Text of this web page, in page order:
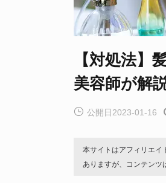
【対処法
美容師が解
公開日2023-01-16
本サイトはアフィリエイ
ありますが、コンテンツ